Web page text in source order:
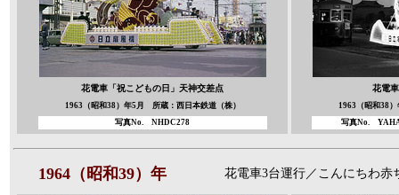
花電車「祝こどもの日」 天神交差点
1963（昭和38）年5月 所蔵：西日本鉄道（株）
写真No. NHDC278
花電
1963（昭和38
写真No.
1964（昭和39）年 花電車3台運行／こんにちわ